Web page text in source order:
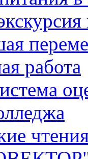
работа